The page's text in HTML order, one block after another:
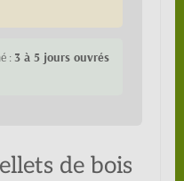
: 3 à 5 jours ouvrés
de bois